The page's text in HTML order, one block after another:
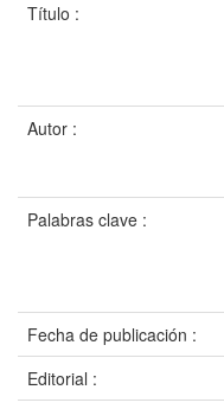
Título :
Autor :
Palabras clave :
Fecha de publicación :
Editorial :